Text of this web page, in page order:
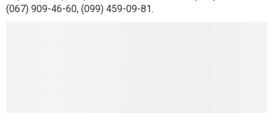
(067) 909-46-60, (099) 459-09-81.